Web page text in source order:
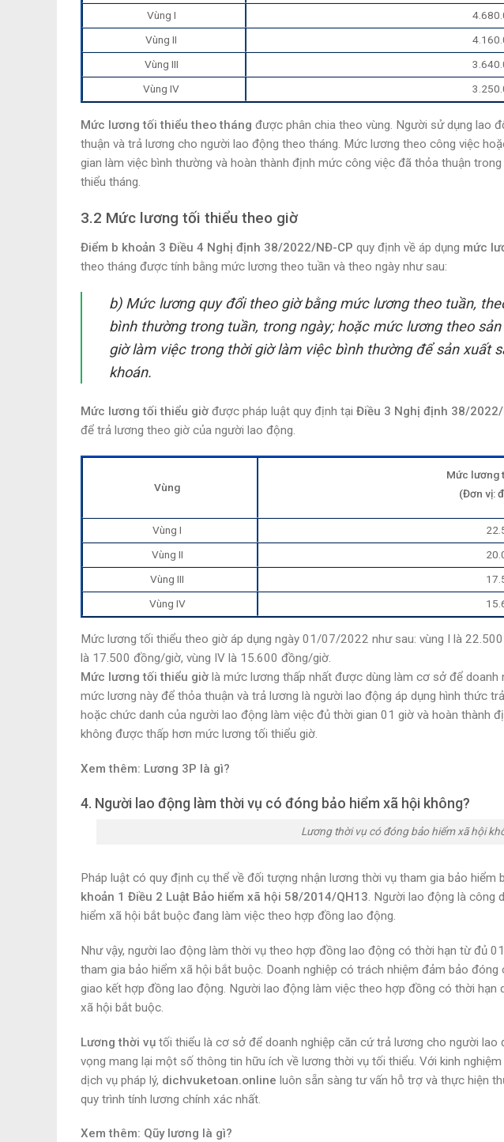
Vùng I
Vùng II
Vùng III
Vùng IV
Mức lương tối thiểu theo tháng được phân chia theo vùng. Người sử dụng lao
thuận và trả lương cho người lao động theo tháng. Mức lương theo công việc
gian làm việc bình thường và hoàn thành định mức công việc đã thỏa thuận
thiểu tháng.
3.2 Mức lương tối thiểu theo giờ
Điểm b khoản 3 Điều 4 Nghị định 38/2022/NĐ-CP quy định về áp dụng mức
theo tháng được tính bằng mức lương theo tuần và theo ngày như sau:
b) Mức lương quy đổi theo giờ bằng mức lương theo tuần,
bình thường trong tuần, trong ngày; hoặc mức lương theo
giờ làm việc trong thời giờ làm việc bình thường để sản xuất
khoán.
Mức lương tối thiểu giờ được pháp luật quy định tại Điều 3 Nghị định 38/
để trả lương theo giờ của người lao động.
Vùng
Mức lương
(Đơn vị:
Vùng I
Vùng II
Vùng III
Vùng IV
Mức lương tối thiểu theo giờ áp dụng ngày 01/07/2022 như sau: vùng I là
là 17.500 đồng/giờ, vùng IV là 15.600 đồng/giờ.
Mức lương tối thiểu giờ là mức lương thấp nhất được dùng làm cơ sở để
mức lương này để thỏa thuận và trả lương là người lao động áp dụng hình thức
hoặc chức danh của người lao động làm việc đủ thời gian 01 giờ và hoàn thành
không được thấp hơn mức lương tối thiểu giờ.
Xem thêm: Lương 3P là gì?
4. Người lao động làm thời vụ có đóng bảo hiểm xã hội không?
Lương thời vụ có đóng bảo hiểm xã hội
Pháp luật có quy định cụ thể về đối tượng nhận lương thời vụ tham gia bảo
khoản 1 Điều 2 Luật Bảo hiểm xã hội 58/2014/QH13. Người lao động là công
hiểm xã hội bắt buộc đang làm việc theo hợp đồng lao động.
Như vậy, người lao động làm thời vụ theo hợp đồng lao động có thời hạn từ đủ
tham gia bảo hiểm xã hội bắt buộc. Doanh nghiệp có trách nhiệm đảm bảo đóng
giao kết hợp đồng lao động. Người lao động làm việc theo hợp đồng có thời hạn
xã hội bắt buộc.
Lương thời vụ tối thiểu là cơ sở để doanh nghiệp căn cứ trả lương cho người lao
vọng mang lại một số thông tin hữu ích về lương thời vụ tối thiểu. Với kinh
dịch vụ pháp lý, dichvuketoan.online luôn sẵn sàng tư vấn hỗ trợ và thực hiện
quy trình tính lương chính xác nhất.
Xem thêm: Qũy lương là gì?